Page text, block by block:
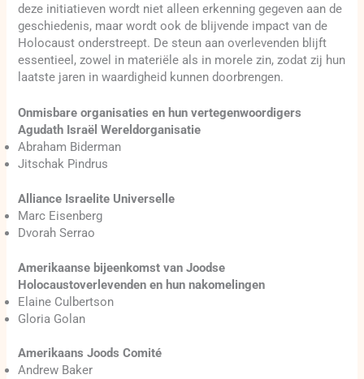
deze initiatieven wordt niet alleen erkenning gegeven aan de
geschiedenis, maar wordt ook de blijvende impact van de
Holocaust onderstreept. De steun aan overlevenden blijft
essentieel, zowel in materiële als in morele zin, zodat zij hun
laatste jaren in waardigheid kunnen doorbrengen.
Onmisbare organisaties en hun vertegenwoordigers
Agudath Israël Wereldorganisatie
Abraham Biderman
Jitschak Pindrus
Alliance Israelite Universelle
Marc Eisenberg
Dvorah Serrao
Amerikaanse bijeenkomst van Joodse
Holocaustoverlevenden en hun nakomelingen
Elaine Culbertson
Gloria Golan
Amerikaans Joods Comité
Andrew Baker